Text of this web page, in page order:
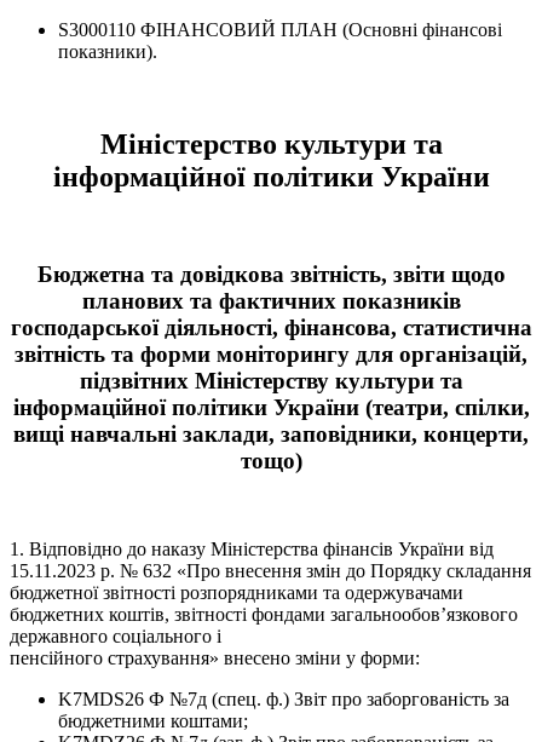
S3000110 ФІНАНСОВИЙ ПЛАН (Основні фінансові
показники).
Міністерство культури та
інформаційної політики України
Бюджетна та довідкова звітність, звіти щодо
планових та фактичних показників
господарської діяльності, фінансова, статистична
звітність та форми моніторингу для організацій,
підзвітних Міністерству культури та
інформаційної політики України (театри, спілки,
вищі навчальні заклади, заповідники, концерти,
тощо)
1. Відповідно до наказу Міністерства фінансів України від
15.11.2023 р. № 632 «Про внесення змін до Порядку складання
бюджетної звітності розпорядниками та одержувачами
бюджетних коштів, звітності фондами загальнообов’язкового
державного соціального і
пенсійного страхування» внесено зміни у форми:
K7MDS26 Ф №7д (спец. ф.) Звіт про заборгованість за
бюджетними коштами;